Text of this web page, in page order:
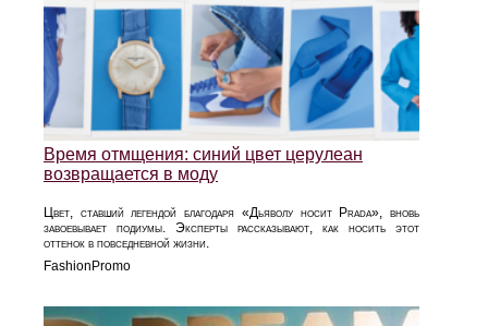
Время отмщения: синий цвет церулеан
возвращается в моду
Цвет, ставший легендой благодаря «Дьяволу носит Prada», вновь
завоевывает подиумы. Эксперты рассказывают, как носить этот
оттенок в повседневной жизни.
FashionPromo